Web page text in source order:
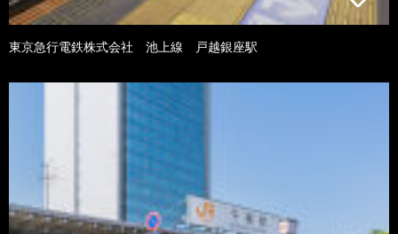
東京急行電鉄株式会社 池上線 戸越銀座駅